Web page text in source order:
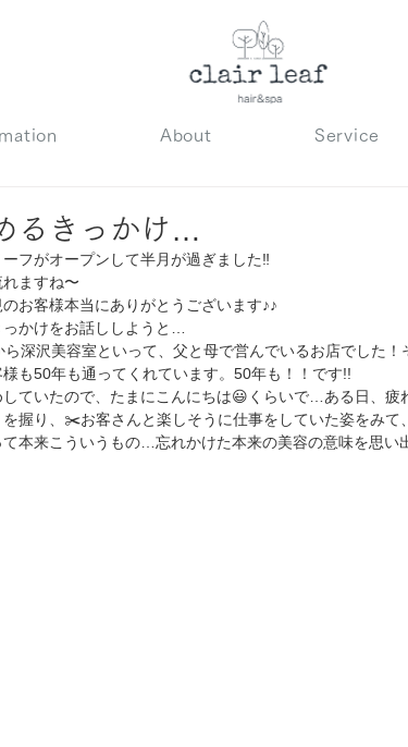
About Service
るきっかけ…
フがオープンして半月が過ぎました‼
ますね〜
お客様本当にありがとうございます♪♪
かけをお話ししようと…
深沢美容室といって、父と母で営んでいるお店でした
も50年も通ってくれています。50年も！！です!!
ていたので、たまにこんにちは😃くらいで…ある日、疲
握り、✂️お客さんと楽しそうに仕事をしていた姿をみて
本来こういうもの…忘れかけた本来の美容の意味を思い